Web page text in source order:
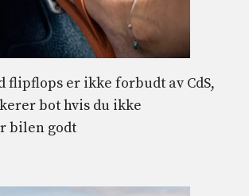
flipflops er ikke forbudt av CdS,
bot hvis du ikke
bilen godt